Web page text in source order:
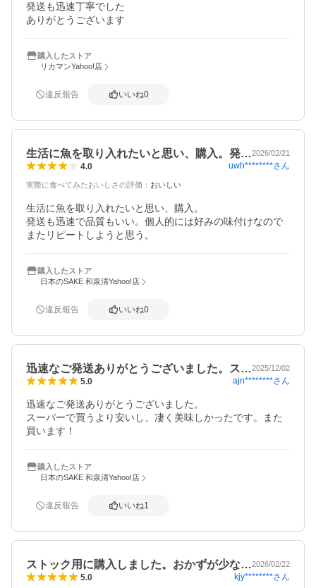
発送も迅速丁寧でした
購入したストア
リカマンYahoo!店
違反報告 いいね0
生活に魚を取り入れたいと思い、購入。発…2026/02/21
4.0 uwh********さん
実際に食べてみたおいしさの評価 ： おいしい
生活に魚を取り入れたいと思い、購入。
発送も迅速で品質もいい。個人的には好みの味付けなので
またリピートしようと思う。
購入したストア
日本のSAKE 和泉清Yahoo!店
違反報告 いいね0
迅速なご発送ありがとうございました。ス…2025/12/02
5.0 ajn********さん
迅速なご発送ありがとうございました。
スーパーで買うより安いし、凄く美味しかったです。また
買います！
購入したストア
日本のSAKE 和泉清Yahoo!店
違反報告 いいね1
ストック用に購入しました。おかずが少な…2026/02/22
5.0 kjy********さん